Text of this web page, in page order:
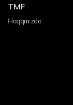
TMF
Haqqmızda